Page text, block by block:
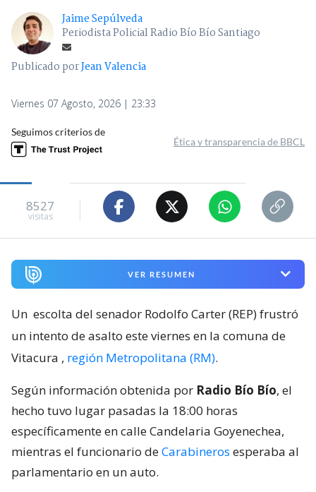
Jaime Sepúlveda
Periodista Policial Radio Bío Bío Santiago
Publicado porJean Valencia
Viernes 07 Agosto, 2026 | 23:33
Seguimos criterios de
Ética y transparencia de BBCL
8527
visitas
VER RESUMEN
Un escolta del senador Rodolfo Carter (REP) frustró
un intento de asalto este viernes en la comuna de
Vitacura , región Metropolitana (RM).
Según información obtenida por Radio Bío Bío, el
hecho tuvo lugar pasadas la 18:00 horas
específicamente en calle Candelaria Goyenechea,
mientras el funcionario deCarabineros esperaba al
parlamentario en un auto.